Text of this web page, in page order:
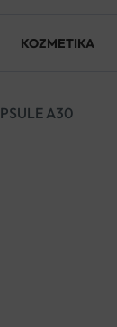
KOZMETIKA
A30